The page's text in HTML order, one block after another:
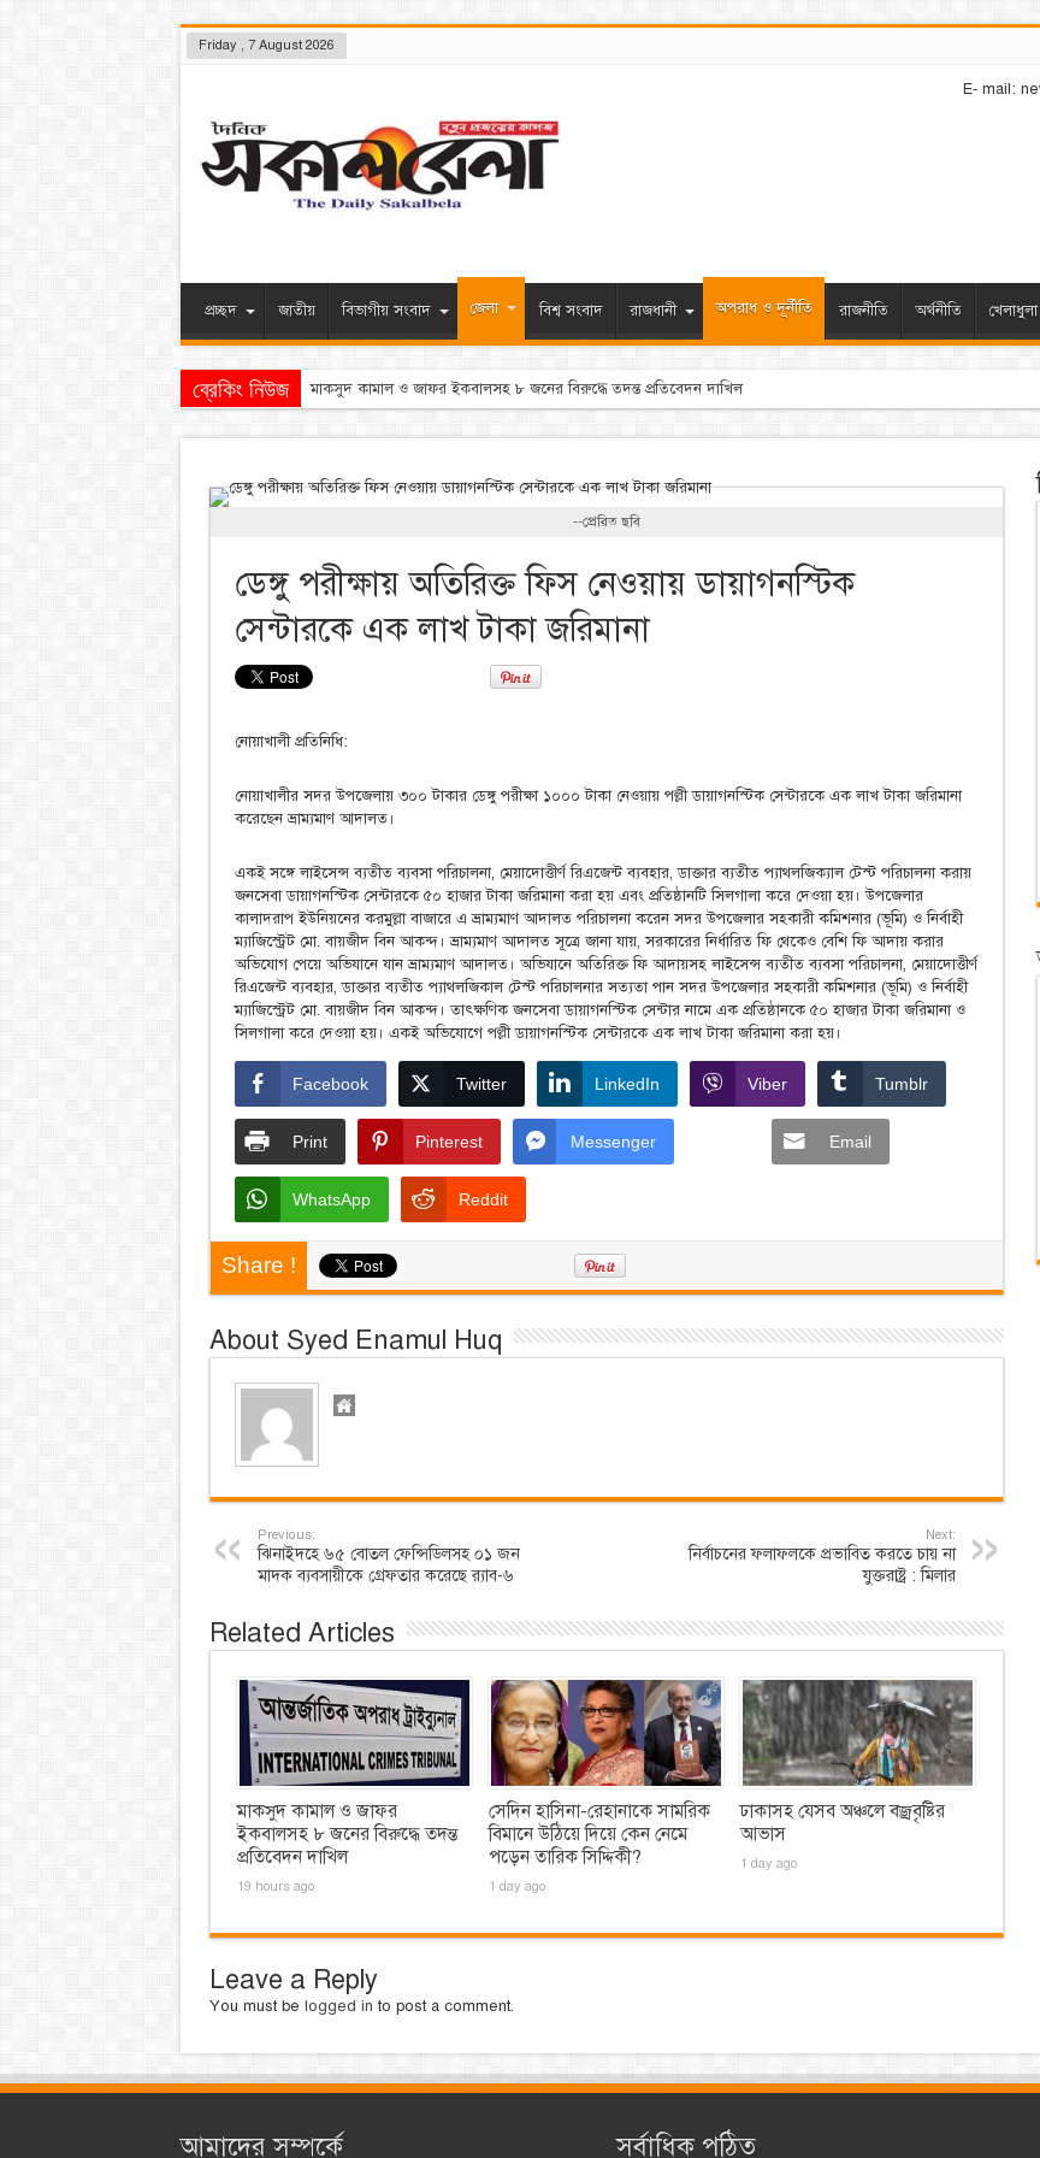
Friday , 7 August 2026
E- mail:
প্রচ্ছদ জাতীয় বিভাগীয় সংবাদ জেলা বিশ্ব সংবাদ রাজধানী অপরাধ ও দূর্নীতি রাজনীতি অর্থনীতি খেলাধুলা
ব্রেকিং নিউজ সেদিন হাসিনা-রে
--প্রেরিত ছবি
ডেঙ্গু পরীক্ষায় অতিরিক্ত ফিস নেওয়ায় ডায়াগনস্টিক
সেন্টারকে এক লাখ টাকা জরিমানা
নোয়াখালী প্রতিনিধি:
নোয়াখালীর সদর উপজেলায় ৩০০ টাকার ডেঙ্গু পরীক্ষা ১০০০ টাকা নেওয়ায় পল্লী ডায়াগনস্টিক সেন্টারকে এক লাখ টাকা জরিমানা
করেছেন ভ্রাম্যমাণ আদালত।
একই সঙ্গে লাইসেন্স ব্যতীত ব্যবসা পরিচালনা, মেয়াদোত্তীর্ণ রিএজেন্ট ব্যবহার, ডাক্তার ব্যতীত প্যাথলজিক্যাল টেস্ট পরিচালনা করায়
জনসেবা ডায়াগনস্টিক সেন্টারকে ৫০ হাজার টাকা জরিমানা করা হয় এবং প্রতিষ্ঠানটি সিলগালা করে দেওয়া হয়। উপজেলার
কালাদরাপ ইউনিয়নের করমুল্লা বাজারে এ ভ্রাম্যমাণ আদালত পরিচালনা করেন সদর উপজেলার সহকারী কমিশনার (ভূমি) ও নির্বাহী
ম্যাজিস্ট্রেট মো. বায়জীদ বিন আকন্দ। ভ্রাম্যমাণ আদালত সূত্রে জানা যায়, সরকারের নির্ধারিত ফি থেকেও বেশি ফি আদায় করার
অভিযোগ পেয়ে অভিযানে যান ভ্রাম্যমাণ আদালত। অভিযানে অতিরিক্ত ফি আদায়সহ লাইসেন্স ব্যতীত ব্যবসা পরিচালনা, মেয়াদোত্তীর্ণ
রিএজেন্ট ব্যবহার, ডাক্তার ব্যতীত প্যাথলজিকাল টেস্ট পরিচালনার সত্যতা পান সদর উপজেলার সহকারী কমিশনার (ভূমি) ও নির্বাহী
ম্যাজিস্ট্রেট মো. বায়জীদ বিন আকন্দ। তাৎক্ষণিক জনসেবা ডায়াগনস্টিক সেন্টার নামে এক প্রতিষ্ঠানকে ৫০ হাজার টাকা জরিমানা ও
সিলগালা করে দেওয়া হয়। একই অভিযোগে পল্লী ডায়াগনস্টিক সেন্টারকে এক লাখ টাকা জরিমানা করা হয়।
Facebook Twitter LinkedIn Viber Tumblr
Print Pinterest Messenger Email
WhatsApp Reddit
Share !
About Syed Enamul Huq
Previous:
ঝিনাইদহে ৬৫ বোতল ফেন্সিডিলসহ ০১ জন
মাদক ব্যবসায়ীকে গ্রেফতার করেছে র‌্যাব-৬
Next:
নির্বাচনের ফলাফলকে প্রভাবিত করতে চায় না
যুক্তরাষ্ট্র : মিলার
Related Articles
মাকসুদ কামাল ও জাফর
ইকবালসহ ৮ জনের বিরুদ্ধে তদন্ত
প্রতিবেদন দাখিল
19 hours ago
সেদিন হাসিনা-রেহানাকে সামরিক
বিমানে উঠিয়ে দিয়ে কেন নেমে
পড়েন তারিক সিদ্দিকী?
1 day ago
ঢাকাসহ যেসব অঞ্চলে বজ্রবৃষ্টির
আভাস
1 day ago
Leave a Reply
You must be logged in to post a comment.
আমাদের সম্পর্কে সর্বাধিক পঠিত